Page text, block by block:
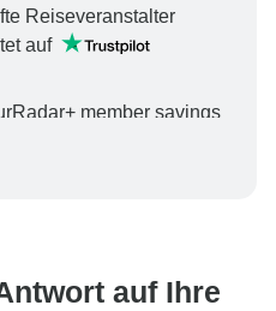
Reiseveranstalter
auf
member savings
und sicherzustellen,
auf Ihre